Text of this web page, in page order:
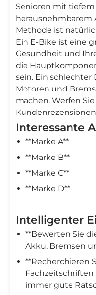
Senioren mit
herausnehmbarem
Methode ist
Ein E-Bike ist eine
Gesundheit und
die
sein. Ein schlechter
Motoren und
machen. Werfen
Interessante
**Marke A**
**Marke B**
**Marke C**
**Marke D**
Intelligenter
**Bewerten Sie
Akku, Bremsen
**Recherchieren
immer gute